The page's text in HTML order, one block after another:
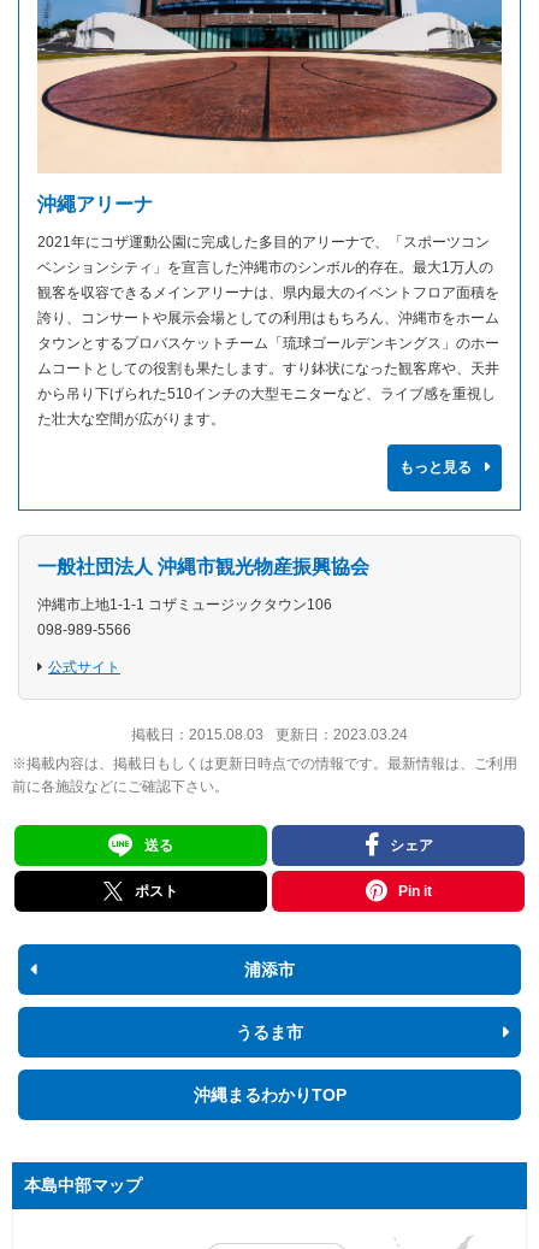
沖繩アリーナ
2021年にコザ運動公園に完成した多目的アリーナで、「スポーツコン
ベンションシティ」を宣言した沖縄市のシンボル的存在。最大1万人の
観客を収容できるメインアリーナは、県内最大のイベントフロア面積を
誇り、コンサートや展示会場としての利用はもちろん、沖縄市をホーム
タウンとするプロバスケットチーム「琉球ゴールデンキングス」のホー
ムコートとしての役割も果たします。すり鉢状になった観客席や、天井
から吊り下げられた510インチの大型モニターなど、ライブ感を重視し
た壮大な空間が広がります。
もっと見る
一般社団法人 沖縄市観光物産振興協会
沖縄市上地1-1-1 コザミュージックタウン106
098-989-5566
公式サイト
掲載日： 2015.08.03 更新日： 2023.03.24
※掲載内容は、掲載日もしくは更新日時点での情報です。最新情報は、ご利用
前に各施設などにご確認下さい。
送る シェア
ポスト Pin it
浦添市
うるま市
沖縄まるわかりTOP
本島中部マップ